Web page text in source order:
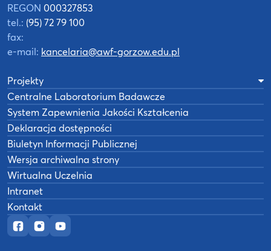
Oficjalny fanpage w serwisie Facebook
Oficjalny profil na Instagramie
Oficjalny kanał YouTube
REGON 000327853
tel.: (95) 72 79 100
fax:
e-mail: kancelaria@awf-gorzow.edu.pl
Projekty
Centralne Laboratorium Badawcze
System Zapewnienia Jakości Kształcenia
Deklaracja dostępności
Biuletyn Informacji Publicznej
Wersja archiwalna strony
Wirtualna Uczelnia
Intranet
Kontakt